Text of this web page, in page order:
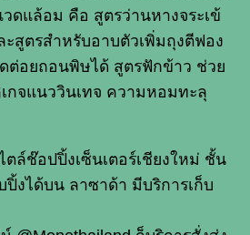
ดแล้อม คือ สูตรว่านหางจระเข้
สูตรสำหรับอาบตัวเพิ่มถุงตีฟอง
ต่อยถอนพิษได้ สูตรฟักข้าว ช่วย
กจแนววินเทจ ความหอมทะลุ
ล์ช๊อปปิ้งเซ็นเตอร์เชียงใหม่ ชั้น
งได้บน ลาซาด้า มีบริการเก็บ